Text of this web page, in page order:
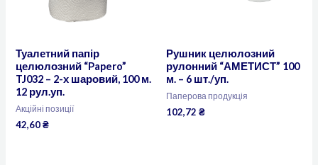
Туалетний папір
целюлозний “Papero”
TJ032 – 2-х шаровий, 100 м.
12 рул.уп.
Акційні позиції
42,60₴
Рушник целюлозний
рулонний “АМЕТИСТ” 100
м. – 6 шт./уп.
Паперова продукція
102,72 ₴